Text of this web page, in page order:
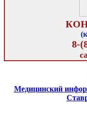
8-
Медицинский